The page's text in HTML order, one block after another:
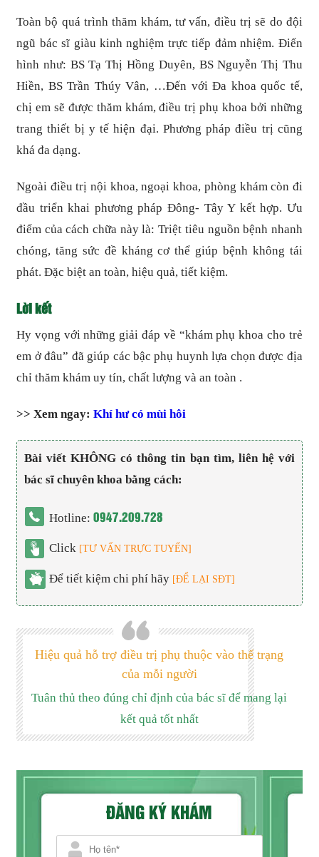
Toàn bộ quá trình thăm khám, tư vấn, điều trị sẽ do đội
ngũ bác sĩ giàu kinh nghiệm trực tiếp đảm nhiệm. Điển
hình như: BS Tạ Thị Hồng Duyên, BS Nguyễn Thị Thu
Hiền, BS Trần Thúy Vân, …Đến với Đa khoa quốc tế,
chị em sẽ được thăm khám, điều trị phụ khoa bởi những
trang thiết bị y tế hiện đại. Phương pháp điều trị cũng
khá đa dạng.
Ngoài điều trị nội khoa, ngoại khoa, phòng khám còn đi
đầu triển khai phương pháp Đông- Tây Y kết hợp. Ưu
điểm của cách chữa này là: Triệt tiêu nguồn bệnh nhanh
chóng, tăng sức đề kháng cơ thể giúp bệnh không tái
phát. Đặc biệt an toàn, hiệu quả, tiết kiệm.
Lời kết
Hy vọng với những giải đáp về “khám phụ khoa cho trẻ
em ở đâu” đã giúp các bậc phụ huynh lựa chọn được địa
chỉ thăm khám uy tín, chất lượng và an toàn .
>> Xem ngay:Khí hư có mùi hôi
Bài viết KHÔNG có thông tin bạn tìm, liên hệ với
bác sĩ chuyên khoa bằng cách:
Hotline:0947.209.728
Click [TƯ VẤN TRỰC TUYẾN]
Để tiết kiệm chi phí hãy [ĐỂ LẠI SĐT]
Hiệu quả hỗ trợ điều trị phụ thuộc vào thể trạng
của mỗi người
Tuân thủ theo đúng chỉ định của bác sĩ để mang lại
kết quả tốt nhất
ĐĂNG KÝ KHÁM